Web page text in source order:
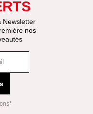
Newsletter
nos